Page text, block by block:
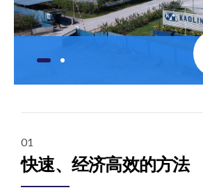
快速、经济高效的方法
快速交付是高岭土（马来西亚）有限